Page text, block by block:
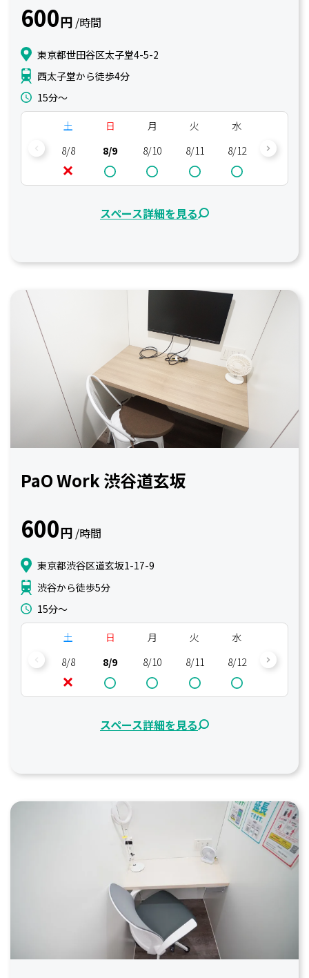
600円 /時間
東京都世田谷区太子堂4-5-2
西太子堂から徒歩4分
15分〜
土
8/8
日
8/9
月
8/10
火
8/11
水
8/12
8/13
スペース詳細を見る
PaO Work 渋谷道玄坂
600円 /時間
東京都渋谷区道玄坂1-17-9
渋谷から徒歩5分
15分〜
土
8/8
日
8/9
月
8/10
火
8/11
水
8/12
8/13
スペース詳細を見る